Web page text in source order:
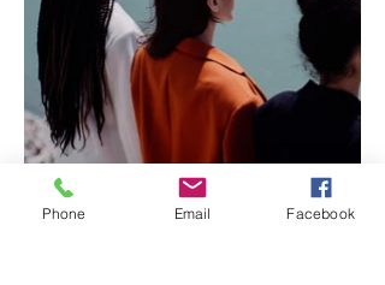
Phone Email Facebook